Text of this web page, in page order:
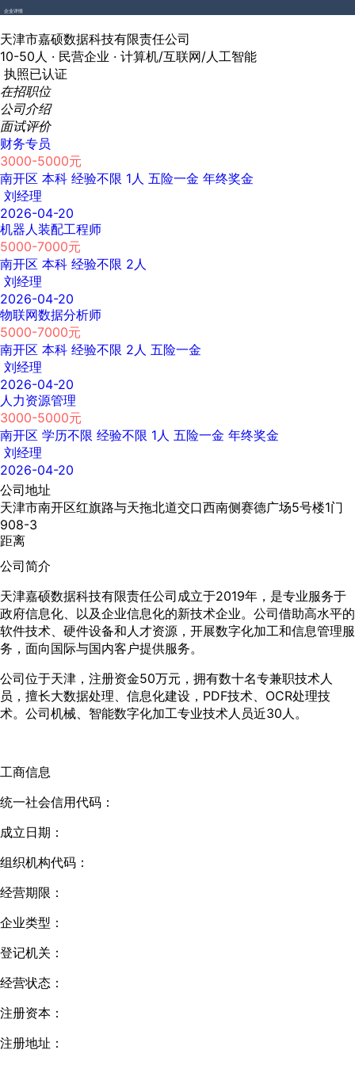
企业详情
天津市嘉硕数据科技有限责任公司
10-50人 · 民营企业 · 计算机/互联网/人工智能
执照已认证
在招职位
公司介绍
面试评价
财务专员
3000-5000元
南开区 本科 经验不限 1人 五险一金 年终奖金
刘经理
2026-04-20
机器人装配工程师
5000-7000元
南开区 本科 经验不限 2人
刘经理
2026-04-20
物联网数据分析师
5000-7000元
南开区 本科 经验不限 2人 五险一金
刘经理
2026-04-20
人力资源管理
3000-5000元
南开区 学历不限 经验不限 1人 五险一金 年终奖金
刘经理
2026-04-20
公司地址
天津市南开区红旗路与天拖北道交口西南侧赛德广场5号楼1门
908-3
距离
公司简介
天津嘉硕数据科技有限责任公司成立于2019年，是专业服务于
政府信息化、以及企业信息化的新技术企业。公司借助高水平的
软件技术、硬件设备和人才资源，开展数字化加工和信息管理服
务，面向国际与国内客户提供服务。
公司位于天津，注册资金50万元，拥有数十名专兼职技术人
员，擅长大数据处理、信息化建设，PDF技术、OCR处理技
术。公司机械、智能数字化加工专业技术人员近30人。
工商信息
统一社会信用代码：
成立日期：
组织机构代码：
经营期限：
企业类型：
登记机关：
经营状态：
注册资本：
注册地址：